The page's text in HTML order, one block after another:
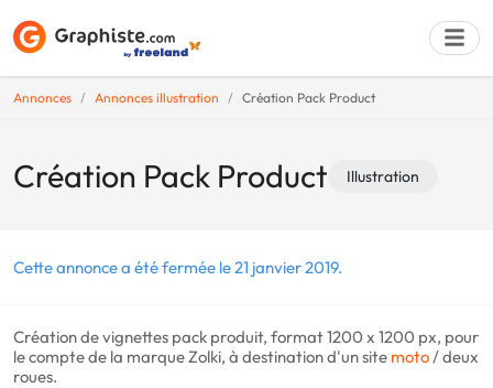
Annonces Annonces illustration Création Pack Product
Création Pack Product Illustration
Cette annonce a été fermée le 21 janvier 2019.
Création de vignettes pack produit, format 1200 x 1200 px, pour
le compte de la marque Zolki, à destination d'un site moto/ deux
roues.